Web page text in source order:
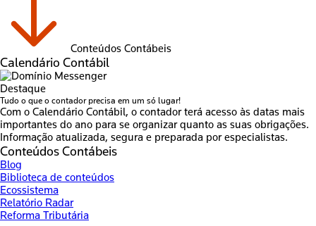
Conteúdos Contábeis
Calendário Contábil
Destaque
Tudo o que o contador precisa em um só lugar!
Com o Calendário Contábil, o contador terá acesso às datas mais
importantes do ano para se organizar quanto as suas obrigações.
Informação atualizada, segura e preparada por especialistas.
Conteúdos Contábeis
Blog
Biblioteca de conteúdos
Ecossistema
Relatório Radar
Reforma Tributária